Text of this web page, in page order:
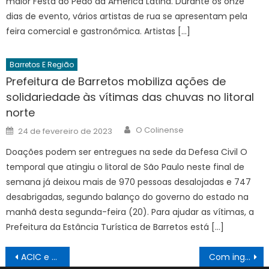
dias de evento, vários artistas de rua se apresentam pela
feira comercial e gastronômica. Artistas […]
Barretos E Região
Prefeitura de Barretos mobiliza ações de
solidariedade às vítimas das chuvas no litoral
norte
Posted
on
24 de fevereiro de 2023 Author
O Colinense
Doações podem ser entregues na sede da Defesa Civil O
temporal que atingiu o litoral de São Paulo neste final de
semana já deixou mais de 970 pessoas desalojadas e 747
desabrigadas, segundo balanço do governo do estado na
manhã desta segunda-feira (20). Para ajudar as vítimas, a
Prefeitura da Estância Turística de Barretos está […]
Navegação
ACIC e seus conveniados agora são Unimed/Barretos Com ingressos esgotados Gusttavo Lima se apresenta em Barretos